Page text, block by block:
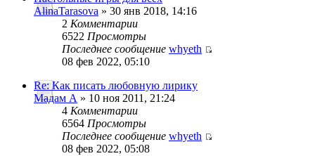
AlinaTarasova » 30 янв 2018, 14:16
2 Комментарии
6522 Просмотры
Последнее сообщение whyeth
08 фев 2022, 05:10
Re: Как писать любовную лирику
Мадам А » 10 ноя 2011, 21:24
4 Комментарии
6564 Просмотры
Последнее сообщение whyeth
08 фев 2022, 05:08